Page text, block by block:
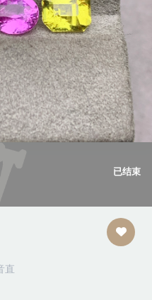
已结束
直